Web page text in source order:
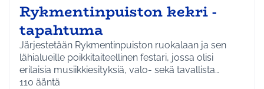
Rykmentinpuiston kekri -
tapahtuma
Järjestetään Rykmentinpuiston ruokalaan ja sen
lähialueille poikkitaiteellinen festari, jossa olisi
erilaisia musiikkiesityksiä, valo- sekä tavallista
taidetta, sirkus ja mahdollisuus ostaa paikallisilta
110 ääntä